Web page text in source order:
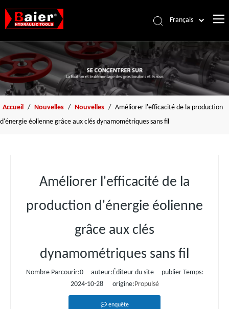
Accueil
Des produits
À propos de nous
Accessoires
Ressources
Français
Español
Pусский
العربية
English
Accueil / Nouvelles / Nouvelles / Améliorer l'efficacité de la production
d'énergie éolienne grâce aux clés dynamométriques sans fil
Améliorer l'efficacité de la
production d'énergie éolienne
grâce aux clés
dynamométriques sans fil
Nombre Parcourir:0auteur:Éditeur du site publier Temps:
2024-10-28 origine:Propulsé
enquête